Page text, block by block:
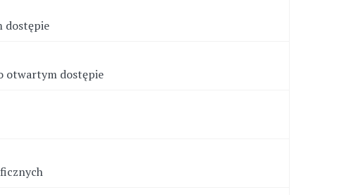
dostępie
otwartym dostępie